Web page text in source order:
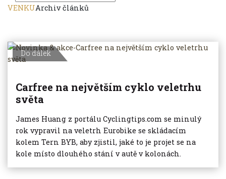
VENKUArchiv článků
Do dálek
Carfree na největším cyklo veletrhu
světa
James Huang z portálu Cyclingtips.com se minulý
rok vypravil na veletrh Eurobike se skládacím
kolem Tern BYB, aby zjistil, jaké to je projet se na
kole místo dlouhého stání v autě v kolonách.